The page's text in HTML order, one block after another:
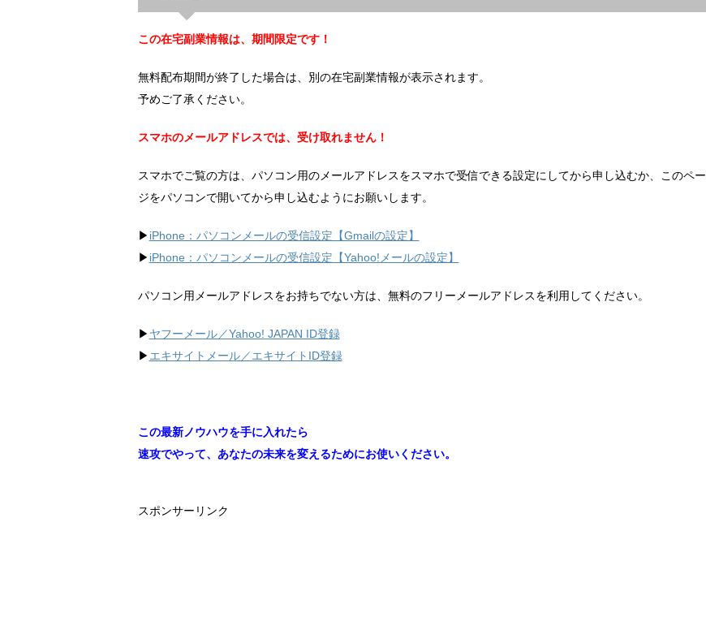
この在宅副業情報は、期間限定です！
無料配布期間が終了した場合は、別の在宅副業情報が表示されます。
予めご了承ください。
スマホのメールアドレスでは、受け取れません！
スマホでご覧の方は、パソコン用のメールアドレスをスマホで受信できる設定にしてから申し込むか、このペー
ジをパソコンで開いてから申し込むようにお願いします。
▶︎ iPhone：パソコンメールの受信設定【Gmailの設定】
▶︎ iPhone：パソコンメールの受信設定【Yahoo!メールの設定】
パソコン用メールアドレスをお持ちでない方は、無料のフリーメールアドレスを利用してください。
▶︎ ヤフーメール／Yahoo! JAPAN ID登録
▶︎ エキサイトメール／エキサイトID登録
この最新ノウハウを手に入れたら
速攻でやって、あなたの未来を変えるためにお使いください。
スポンサーリンク